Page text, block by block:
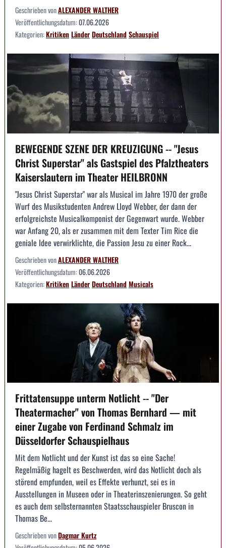
Geschrieben vonALEXANDER WALTHER
Veröffentlichungsdatum:07.06.2026
Kategorien:KritikenLänderDeutschlandSchauspiel
BEWEGENDE SZENE DER KREUZIGUNG -- "Jesus
Christ Superstar" als Gastspiel des Pfalztheaters
Kaiserslautern im Theater HEILBRONN
"Jesus Christ Superstar" war als Musical im Jahre 1970 der große
Wurf des Musikstudenten Andrew Lloyd Webber, der dann der
erfolgreichste Musicalkomponist der Gegenwart wurde. Webber
war Anfang 20, als er zusammen mit dem Texter Tim Rice die
geniale Idee verwirklichte, die Passion Jesu zu einer Rock...
Geschrieben vonALEXANDER WALTHER
Veröffentlichungsdatum:06.06.2026
Kategorien:KritikenLänderDeutschlandMusicals
Frittatensuppe unterm Notlicht -- "Der
Theatermacher" von Thomas Bernhard — mit
einer Zugabe von Ferdinand Schmalz im
Düsseldorfer Schauspielhaus
Mit dem Notlicht und der Kunst ist das so eine Sache!
Regelmäßig hagelt es Beschwerden, wird das Notlicht doch als
störend empfunden, weil es Effekte verhunzt, sei es in
Ausstellungen in Museen oder in Theaterinszenierungen. So geht
es auch dem selbsternannten Staatsschauspieler Bruscon in
Thomas Be...
Geschrieben vonDagmar Kurtz